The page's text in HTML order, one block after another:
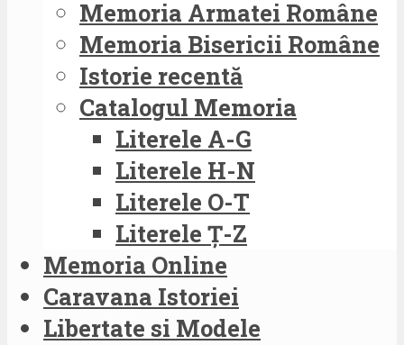
Memoria Armatei Române
Memoria Bisericii Române
Istorie recentă
Catalogul Memoria
Literele A-G
Literele H-N
Literele O-T
Literele Ț-Z
Memoria Online
Caravana Istoriei
Libertate si Modele